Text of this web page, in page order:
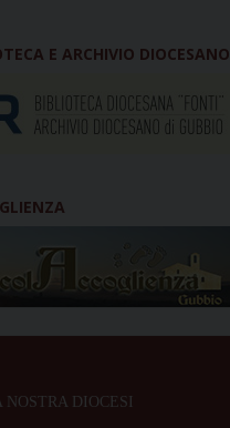
E ARCHIVIO DIOCESANO
NOSTRA DIOCESI